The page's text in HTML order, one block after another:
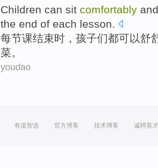
Children can sit comfortably
the end of each lesson.
每节课结束时，孩子们都可以舒
菜。
youdao
有道智选 官方博客 技术博客 诚聘英才